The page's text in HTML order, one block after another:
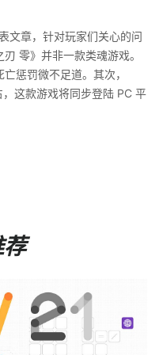
文章，针对玩家们关心的问
零》并非一款类魂游戏。
惩罚微不足道。其次，
这款游戏将同步登陆 PC 平